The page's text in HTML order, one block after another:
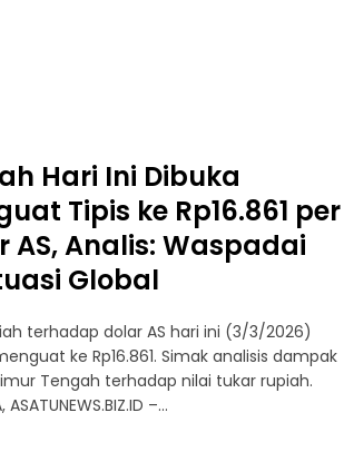
Hari Ini Dibuka
Tipis ke Rp16.861 per
AS, Analis: Waspadai
Global
terhadap dolar AS hari ini (3/3/2026)
ke Rp16.861. Simak analisis dampak
Tengah terhadap nilai tukar rupiah.
ASATUNEWS.BIZ.ID –...